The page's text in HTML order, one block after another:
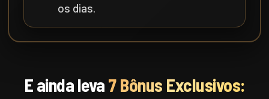
os dias.
E ainda leva7 Bônus Exclusivos: